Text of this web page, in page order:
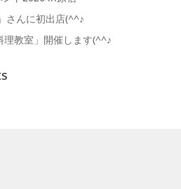
さんに初出店(^^♪
教室」開催します(^^♪